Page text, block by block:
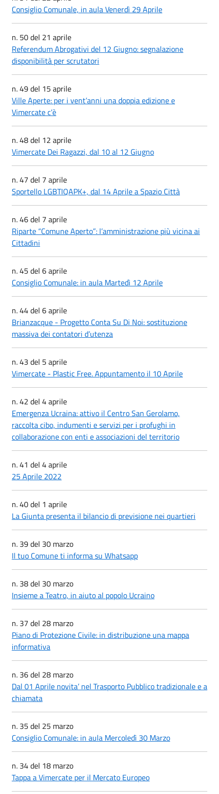
Consiglio Comunale, in aula Venerdì 29 Aprile
n. 50 del 21 aprile
Referendum Abrogativi del 12 Giugno: segnalazione
disponibilità per scrutatori
n. 49 del 15 aprile
Ville Aperte: per i vent’anni una doppia edizione e
Vimercate c’è
n. 48 del 12 aprile
Vimercate Dei Ragazzi, dal 10 al 12 Giugno
n. 47 del 7 aprile
Sportello LGBTIQAPK+, dal 14 Aprile a Spazio Città
n. 46 del 7 aprile
Riparte “Comune Aperto”: l’amministrazione più vicina ai
Cittadini
n. 45 del 6 aprile
Consiglio Comunale: in aula Martedì 12 Aprile
n. 44 del 6 aprile
Brianzacque - Progetto Conta Su Di Noi: sostituzione
massiva dei contatori d’utenza
n. 43 del 5 aprile
Vimercate - Plastic Free. Appuntamento il 10 Aprile
n. 42 del 4 aprile
Emergenza Ucraina: attivo il Centro San Gerolamo,
raccolta cibo, indumenti e servizi per i profughi in
collaborazione con enti e associazioni del territorio
n. 41 del 4 aprile
25 Aprile 2022
n. 40 del 1 aprile
La Giunta presenta il bilancio di previsione nei quartieri
n. 39 del 30 marzo
Il tuo Comune ti informa su Whatsapp
n. 38 del 30 marzo
Insieme a Teatro, in aiuto al popolo Ucraino
n. 37 del 28 marzo
Piano di Protezione Civile: in distribuzione una mappa
informativa
n. 36 del 28 marzo
Dal 01 Aprile novita’ nel Trasporto Pubblico tradizionale e a
chiamata
n. 35 del 25 marzo
Consiglio Comunale: in aula Mercoledì 30 Marzo
n. 34 del 18 marzo
Tappa a Vimercate per il Mercato Europeo